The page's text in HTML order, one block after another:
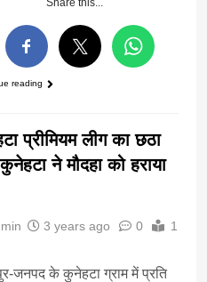
Share this...
reading
प्रीमियम लीग का छठा
ने मौदहा को हराया
3 years ago 0
1
जनपद के कुनेहटा ग्राम में प्रति